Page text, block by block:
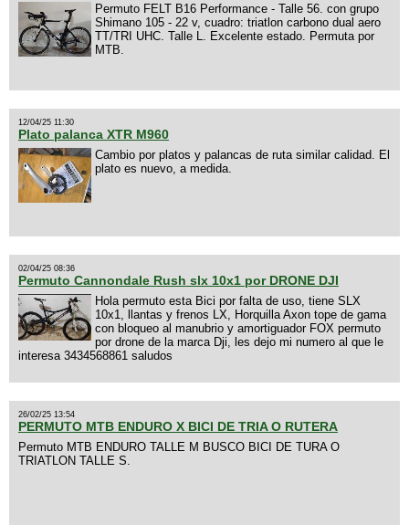
Permuto FELT B16 Performance - Talle 56. con grupo
Shimano 105 - 22 v, cuadro: triatlon carbono dual aero
TT/TRI UHC. Talle L. Excelente estado. Permuta por
MTB.
12/04/25 11:30
Plato palanca XTR M960
Cambio por platos y palancas de ruta similar calidad. El
plato es nuevo, a medida.
02/04/25 08:36
Permuto Cannondale Rush slx 10x1 por DRONE DJI
Hola permuto esta Bici por falta de uso, tiene SLX
10x1, llantas y frenos LX, Horquilla Axon tope de gama
con bloqueo al manubrio y amortiguador FOX permuto
por drone de la marca Dji, les dejo mi numero al que le
interesa 3434568861 saludos
26/02/25 13:54
PERMUTO MTB ENDURO X BICI DE TRIA O RUTERA
Permuto MTB ENDURO TALLE M BUSCO BICI DE TURA O
TRIATLON TALLE S.